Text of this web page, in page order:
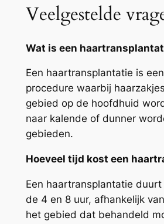
Veelgestelde
Wat is een
Een haartransplantatie is
procedure waarbij
gebied op de hoofdhuid
naar kalende of dunner
gebieden.
Hoeveel tijd kost een
Een haartransplantatie
de 4 en 8 uur, afhankelijk
het gebied dat behandeld